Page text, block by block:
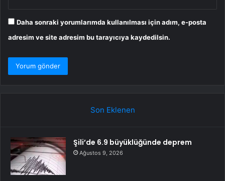
Daha sonraki yorumlarımda kullanılması için adım, e-posta
adresim ve site adresim bu tarayıcıya kaydedilsin.
Son Eklenen
Şili’de 6.9 büyüklüğünde deprem
Ağustos 9, 2026